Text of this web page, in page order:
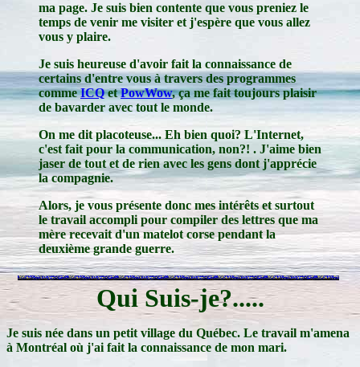
ma page. Je suis bien contente que vous preniez le
temps de venir me visiter et j'espère que vous allez
vous y plaire.
Je suis heureuse d'avoir fait la connaissance de
certains d'entre vous à travers des programmes
commeICQetPowWow, ça me fait toujours plaisir
de bavarder avec tout le monde.
On me dit placoteuse... Eh bien quoi? L'Internet,
c'est fait pour la communication, non?! . J'aime bien
jaser de tout et de rien avec les gens dont j'apprécie
la compagnie.
Alors, je vous présente donc mes intérêts et surtout
le travail accompli pour compiler des lettres que ma
mère recevait d'un matelot corse pendant la
deuxième grande guerre.
Qui Suis-je?.....
Je suis née dans un petit village du Québec. Le travail m'amena
à Montréal où j'ai fait la connaissance de mon mari.